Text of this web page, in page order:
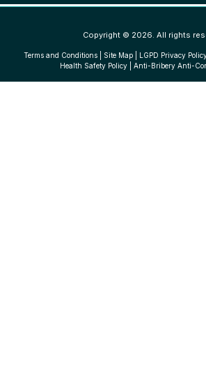
Copyright © 2026. All rights
Terms and Conditions| Site Map| LGPD Privacy
Health Safety Policy| Anti-Bribery Anti-